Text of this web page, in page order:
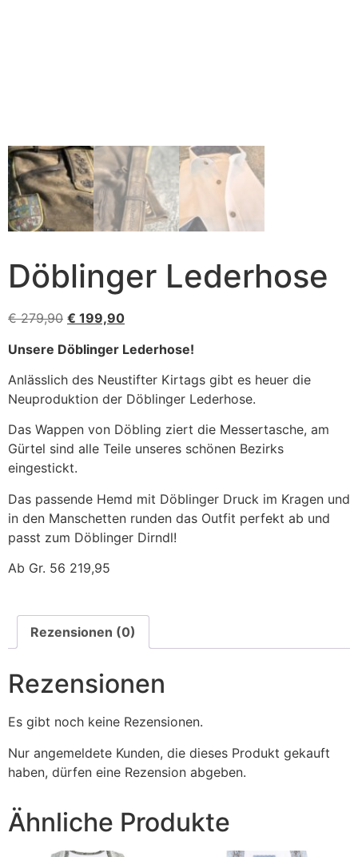
Döblinger Lederhose
€279,90 € 199,90
Unsere Döblinger Lederhose!
Anlässlich des Neustifter Kirtags gibt es heuer die
Neuproduktion der Döblinger Lederhose.
Das Wappen von Döbling ziert die Messertasche, am
Gürtel sind alle Teile unseres schönen Bezirks
eingestickt.
Das passende Hemd mit Döblinger Druck im Kragen und
in den Manschetten runden das Outfit perfekt ab und
passt zum Döblinger Dirndl!
Ab Gr. 56 219,95
Rezensionen (0)
Rezensionen
Es gibt noch keine Rezensionen.
Nur angemeldete Kunden, die dieses Produkt gekauft
haben, dürfen eine Rezension abgeben.
Ähnliche Produkte